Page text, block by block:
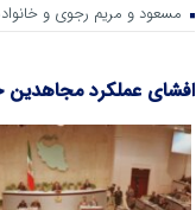
مسعود و مریم رجوی و
افشای عملکرد مجاهدین